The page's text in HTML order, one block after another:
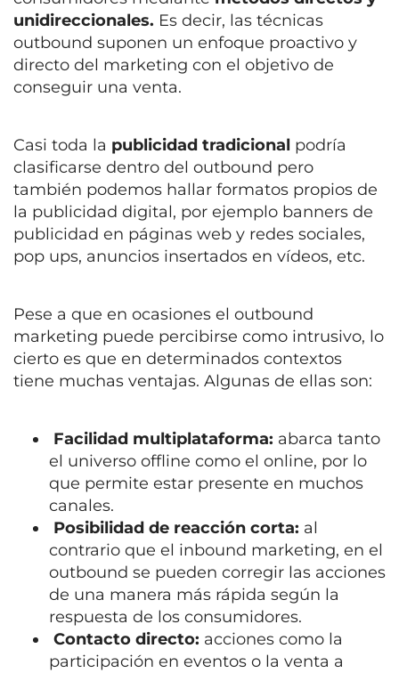
unidireccionales. Es decir, las técnicas
outbound suponen un enfoque proactivo y
directo del marketing con el objetivo de
conseguir una venta.
Casi toda la publicidad tradicional podría
clasificarse dentro del outbound pero
también podemos hallar formatos propios de
la publicidad digital, por ejemplo banners de
publicidad en páginas web y redes sociales,
pop ups, anuncios insertados en vídeos, etc.
Pese a que en ocasiones el outbound
marketing puede percibirse como intrusivo, lo
cierto es que en determinados contextos
tiene muchas ventajas. Algunas de ellas son:
Facilidad multiplataforma: abarca tanto
el universo offline como el online, por lo
que permite estar presente en muchos
canales.
Posibilidad de reacción corta: al
contrario que el inbound marketing, en el
outbound se pueden corregir las acciones
de una manera más rápida según la
respuesta de los consumidores.
Contacto directo: acciones como la
participación en eventos o la venta a